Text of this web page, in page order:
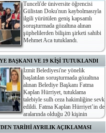
Tunceli'de üniversite öğrencisi
Gülistan Doku'nun kaybolmasıyla
ilgili yürütülen geniş kapsamlı
soruşturmada gözaltına alınan
şüphelilerden bilişim şirketi sahibi
Mehmet Aca tutuklandı.
BAŞKANI VE 19 KİŞİ TUTUKLANDI
İzmit Belediyesi'ne yönelik
başlatılan soruşturmada gözaltına
alınan Belediye Başkanı Fatma
Kaplan Hürriyet, tutuklama
talebiyle sulh ceza hakimliğine sevk
edildi. Fatma Kaplan Hürriyet’in de
aralarında olduğu 20 kişinin
verildi.
TARİHİ AYRILIK AÇIKLAMASI